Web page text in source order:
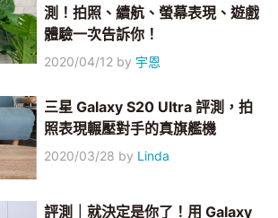
測！拍照、續航、螢幕表現、遊戲
體驗一次告訴你！
2020/04/12 by 宇恩
三星 Galaxy S20 Ultra 評測，拍
照表現輾壓對手的真旗艦機
2020/03/28 by Linda
評測｜就決定是你了！用 Galaxy